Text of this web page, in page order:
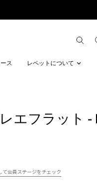
ス レペットについて
エフラット -
て会員ステージをチェック